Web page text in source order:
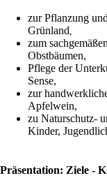
zur Pflanzung
Grünland,
zum
Obstbäumen,
Pflege der
Sense,
zur
Apfelwein,
zu Naturschutz-
Kinder,
Präsentation: Ziele -